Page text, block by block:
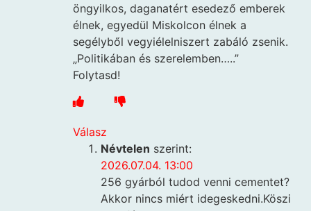
öngyilkos, daganatért esedező emberek
élnek, egyedül Miskolcon élnek a
segélyből vegyiélelniszert zabáló zsenik.
„Politikában és szerelemben…..”
Folytasd!
Válasz
Névtelen szerint:
2026.07.04. 13:00
256 gyárból tudod venni cementet?
Akkor nincs miért idegeskedni.Köszi